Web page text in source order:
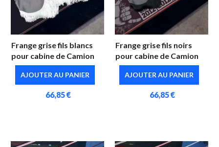
Frange grise fils blancs
pour cabine de Camion
AJOUTER AU PANIER
66,85 €
Frange grise fils noirs
pour cabine de Camion
AJOUTER AU PANIER
66,85 €